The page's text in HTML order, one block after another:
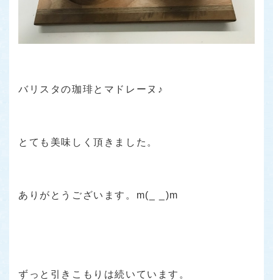
バリスタの珈琲とマドレーヌ♪
とても美味しく頂きました。
ありがとうございます。m(_ _)m
ずっと引きこもりは続いています。